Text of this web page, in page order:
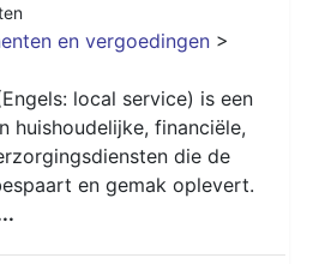
en vergoedingen >
local service) is een
huishoudelijke, financiële,
die de
en gemak oplevert.